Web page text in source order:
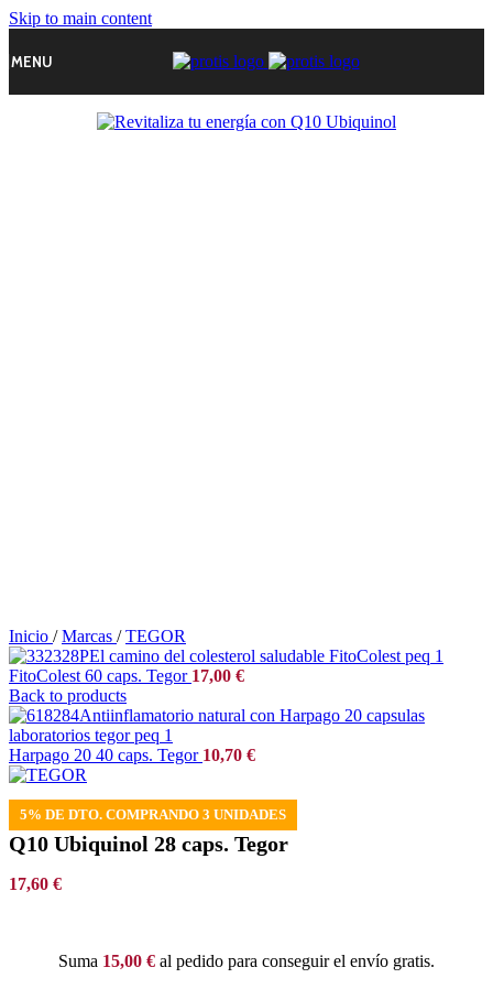
Skip to main content
MENU
Inicio / Marcas / TEGOR
FitoColest 60 caps. Tegor 17,00 €
Back to products
Harpago 20 40 caps. Tegor 10,70 €
Q10 Ubiquinol 28 caps. Tegor
17,60 €
Suma 15,00 € al pedido para conseguir el envío gratis.